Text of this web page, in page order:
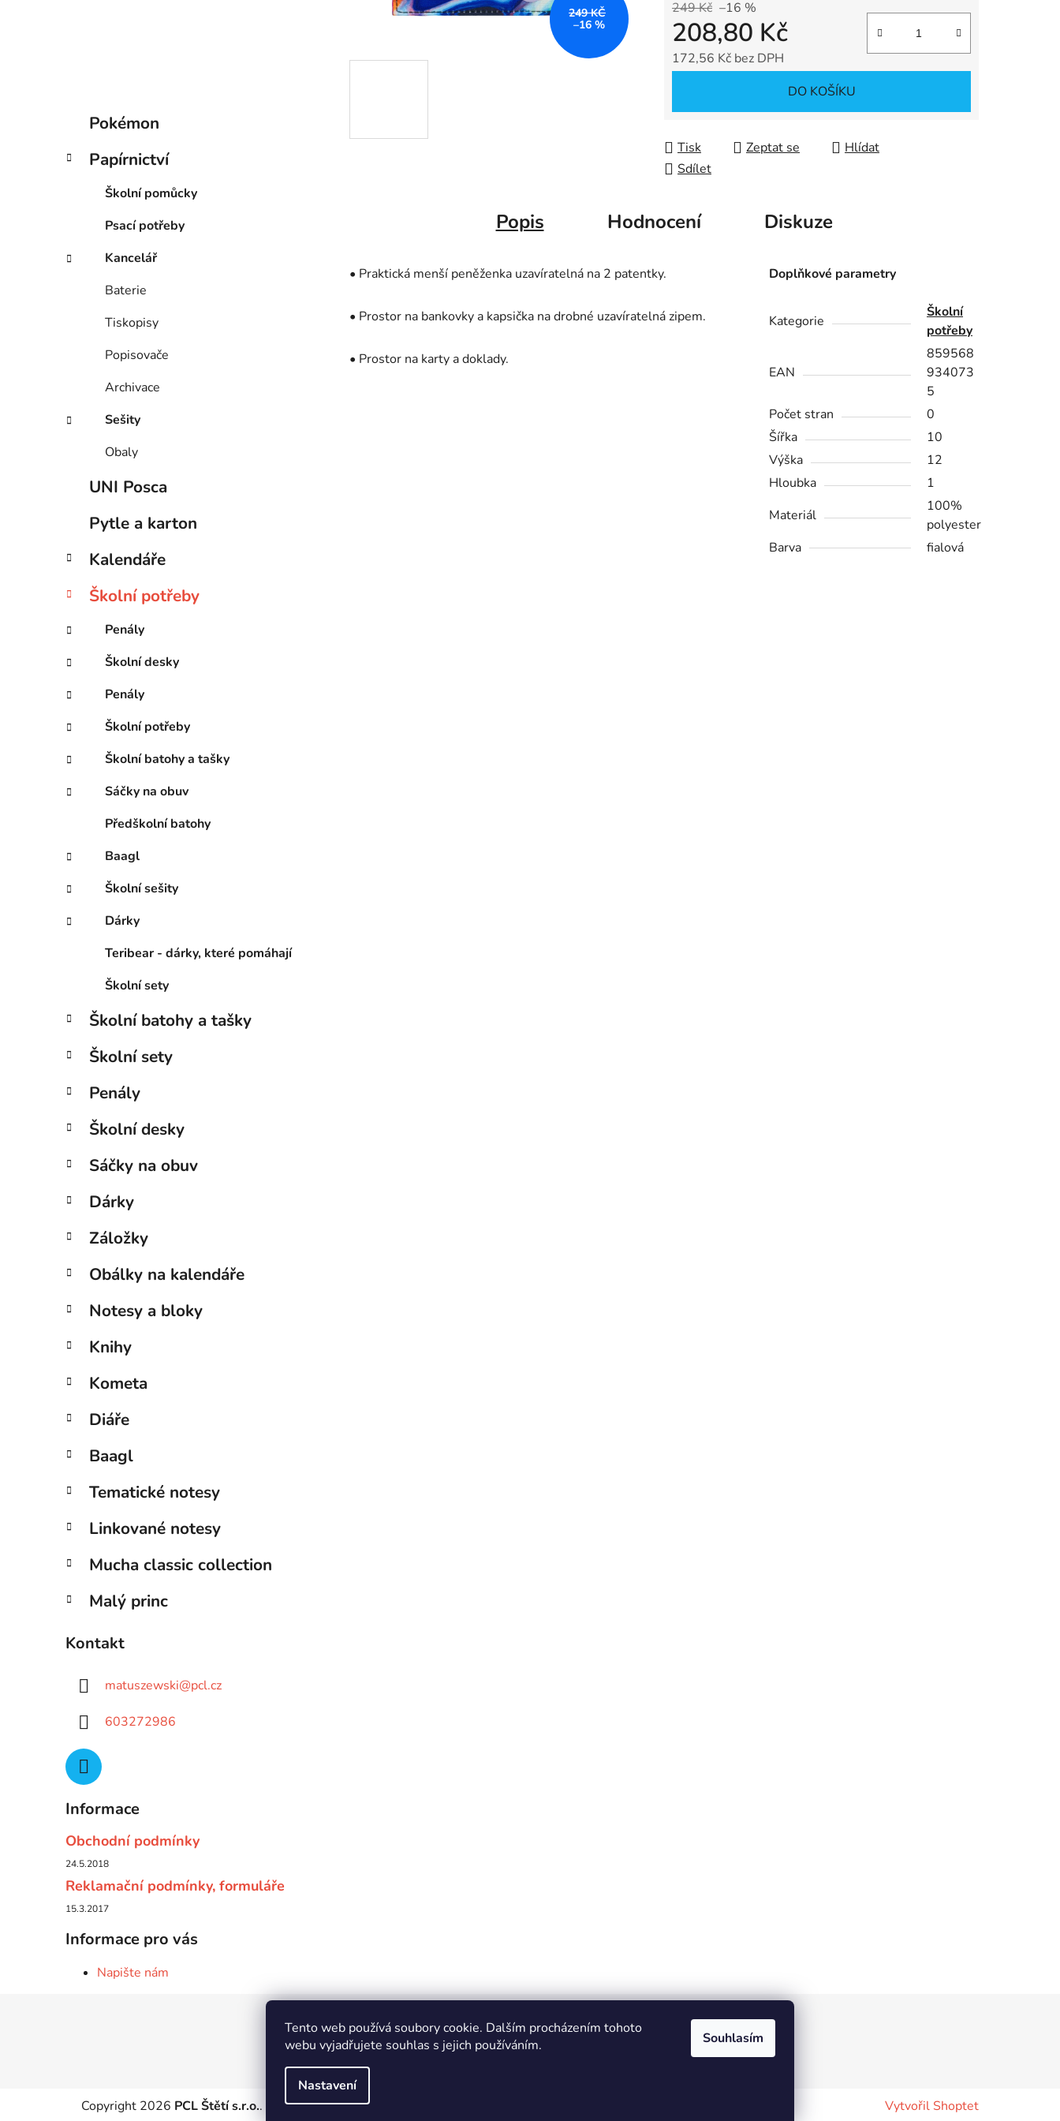
Tento web používá soubory cookie. Dalším procházením tohoto
webu vyjadřujete souhlas s jejich používáním.
Nastavení
Souhlasím
Přeskočit
kategorie
e
e
Pokémon
Papírnictví
Školní pomůcky
Psací potřeby
Kancelář
Baterie
Tiskopisy
Popisovače
Archivace
Sešity
Obaly
UNI Posca
Pytle a karton
Kalendáře
Školní potřeby
Penály
Školní desky
Penály
Školní potřeby
Školní batohy a tašky
Sáčky na obuv
Předškolní batohy
Baagl
Školní sešity
Dárky
Teribear - dárky, které pomáhají
Školní sety
Školní batohy a tašky
Školní sety
Penály
Školní desky
Sáčky na obuv
Dárky
Záložky
Obálky na kalendáře
Notesy a bloky
Knihy
Kometa
Diáře
Baagl
Tematické notesy
Linkované notesy
Mucha classic collection
Malý princ
Kontakt
matuszewski@pcl.cz
603272986
Informace
Obchodní podmínky
24.5.2018
Reklamační podmínky, formuláře
15.3.2017
Informace pro vás
Napište nám
hvězdiček.
249 Kč –16 %
208,80 Kč
172,56 Kč bez DPH
DO KOŠÍKU
Tisk Zeptat se
Hlídat
Sdílet
249 KČ
–16 %
Popis Hodnocení Diskuze
• Praktická menší peněženka uzavíratelná na 2 patentky.
• Prostor na bankovky a kapsička na drobné uzavíratelná zipem.
• Prostor na karty a doklady.
Doplňkové parametry
Kategorie
Školní
potřeby
EAN
859568
934073
5
Počet stran
0
Šířka
10
Výška
12
Hloubka
1
Materiál
100%
polyester
Barva
fialová
IT e-shop
Vytvořil Shoptet
Copyright 2026 PCL Štětí s.r.o.. Všechna práva vyhrazena.